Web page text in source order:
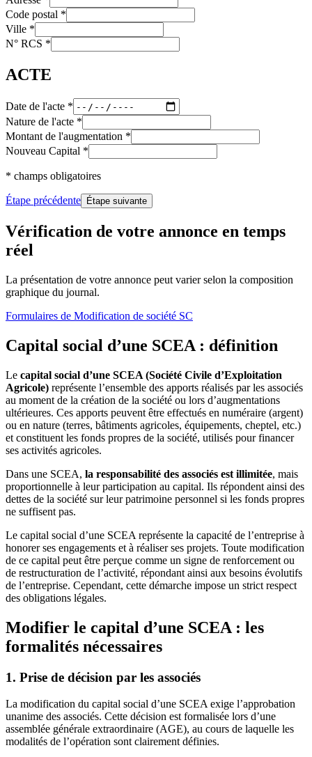
Code postal *
Ville *
N° RCS *
ACTE
Date de l'acte *
Nature de l'acte *
Montant de l'augmentation *
Nouveau Capital *
* champs obligatoires
Étape précédente Étape suivante
Vérification de votre annonce en temps
réel
La présentation de votre annonce peut varier selon la composition
graphique du journal.
Formulaires de Modification de société SC
Capital social d’une SCEA : définition
Le capital social d’une SCEA (Société Civile d’Exploitation
Agricole) représente l’ensemble des apports réalisés par les associés
au moment de la création de la société ou lors d’augmentations
ultérieures. Ces apports peuvent être effectués en numéraire (argent)
ou en nature (terres, bâtiments agricoles, équipements, cheptel, etc.)
et constituent les fonds propres de la société, utilisés pour financer
ses activités agricoles.
Dans une SCEA, la responsabilité des associés est illimitée, mais
proportionnelle à leur participation au capital. Ils répondent ainsi des
dettes de la société sur leur patrimoine personnel si les fonds propres
ne suffisent pas.
Le capital social d’une SCEA représente la capacité de l’entreprise à
honorer ses engagements et à réaliser ses projets. Toute modification
de ce capital peut être perçue comme un signe de renforcement ou
de restructuration de l’activité, répondant ainsi aux besoins évolutifs
de l’entreprise. Cependant, cette démarche impose un strict respect
des obligations légales.
Modifier le capital d’une SCEA : les
formalités nécessaires
1. Prise de décision par les associés
La modification du capital social d’une SCEA exige l’approbation
unanime des associés. Cette décision est formalisée lors d’une
assemblée générale extraordinaire (AGE), au cours de laquelle les
modalités de l’opération sont clairement définies.